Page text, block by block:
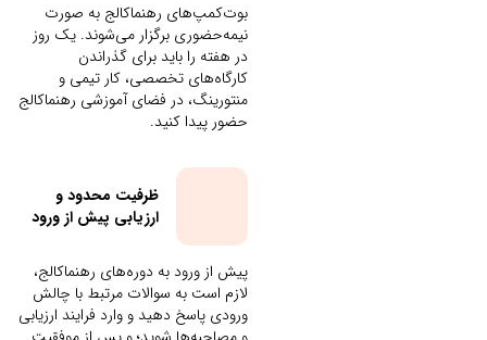
بوت‌کمپ‌های رهنماکالج به صورت
نیمه‌حضوری برگزار می‌شوند. یک روز
در هفته را باید برای گذراندن
کارگاه‌های تخصصی، کار تیمی و
منتورینگ، در فضای آموزشی رهنماکالج
حضور پیدا کنید.
ظرفیت محدود و
ارزیابی پیش از ورود
پیش از ورود به دوره‌های رهنماکالج،
لازم است به سوالات مرتبط با چالش
ورودی پاسخ دهید و وارد فرایند ارزیابی